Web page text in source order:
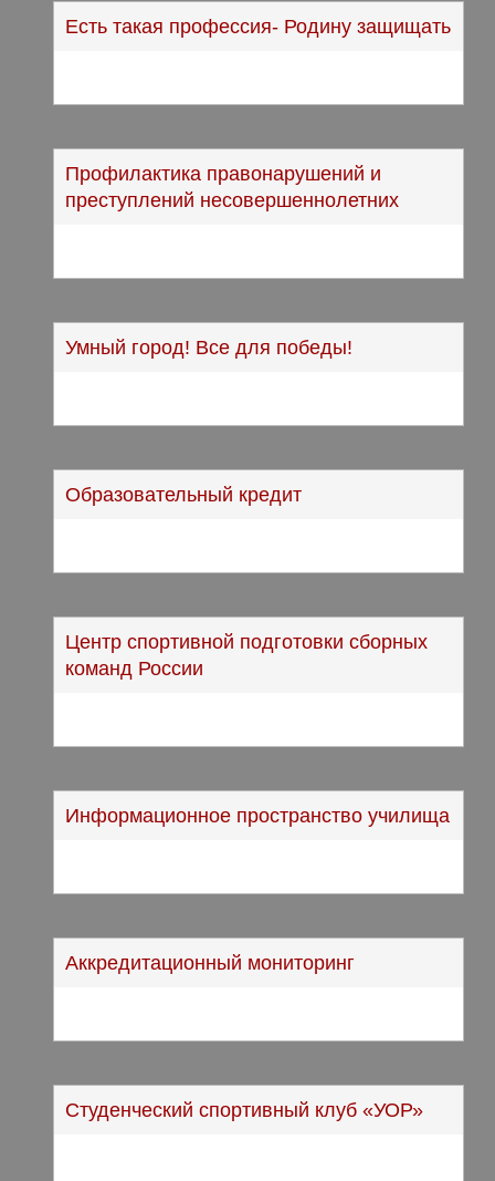
Есть такая профессия- Родину защищать
Профилактика правонарушений и
преступлений несовершеннолетних
Умный город! Все для победы!
Образовательный кредит
Центр спортивной подготовки сборных
команд России
Информационное пространство училища
Аккредитационный мониторинг
Студенческий спортивный клуб «УОР»